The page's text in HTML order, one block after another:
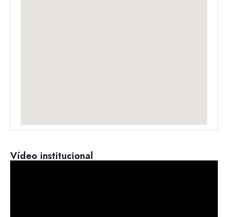
Vídeo institucional